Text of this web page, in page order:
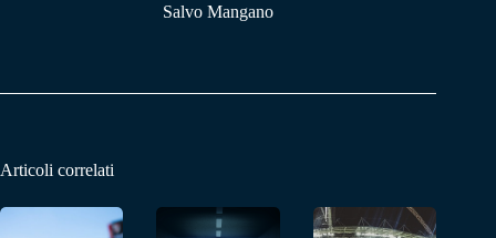
Salvo Mangano
Articoli correlati